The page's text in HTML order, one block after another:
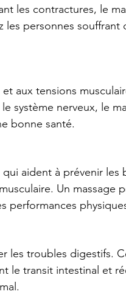
les contractures, le
personnes souffrant
aux tensions
système nerveux, le
bonne santé.
aident à prévenir les
Un massage
performances
les troubles digestifs.
le transit intestinal et